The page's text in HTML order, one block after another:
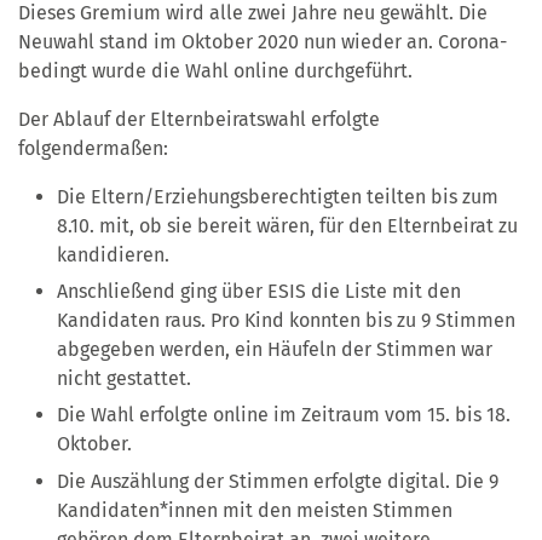
Dieses Gremium wird alle zwei Jahre neu gewählt. Die
Neuwahl stand im Oktober 2020 nun wieder an. Corona-
bedingt wurde die Wahl online durchgeführt.
Der Ablauf der Elternbeiratswahl erfolgte
folgendermaßen:
Die Eltern/Erziehungsberechtigten teilten bis zum
8.10. mit, ob sie bereit wären, für den Elternbeirat zu
kandidieren.
Anschließend ging über ESIS die Liste mit den
Kandidaten raus. Pro Kind konnten bis zu 9 Stimmen
abgegeben werden, ein Häufeln der Stimmen war
nicht gestattet.
Die Wahl erfolgte online im Zeitraum vom 15. bis 18.
Oktober.
Die Auszählung der Stimmen erfolgte digital. Die 9
Kandidaten*innen mit den meisten Stimmen